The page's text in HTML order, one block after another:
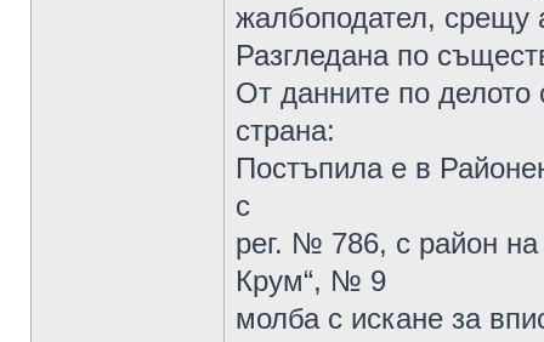
жалбоподател, срещу
Разгледана по
От данните по делото
страна:
Постъпила е в
с
рег. № 786, с район
Крум“, № 9
молба с искане за